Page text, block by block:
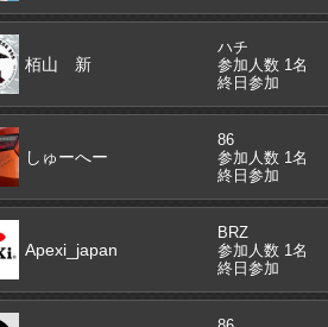
栢山 新
ハチ
参加人数 1名
終日参加
しゅーへー
86
参加人数 1名
終日参加
Apexi_japan
BRZ
参加人数 1名
終日参加